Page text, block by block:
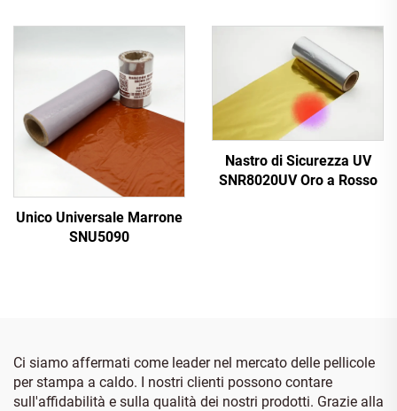
Unico Universale Marrone
SNU5090
Nastro di Sicurezza UV
SNR8020UV Oro a Rosso
Ci siamo affermati come leader nel mercato delle pellicole
per stampa a caldo. I nostri clienti possono contare
sull'affidabilità e sulla qualità dei nostri prodotti. Grazie alla